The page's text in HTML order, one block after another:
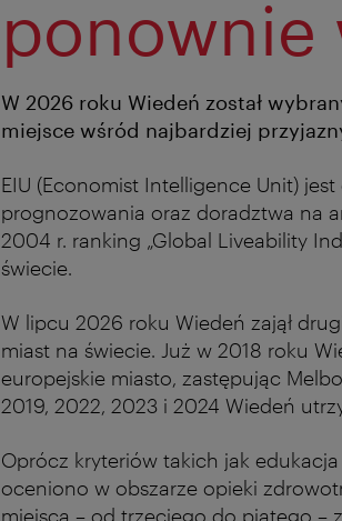
ponownie
W 2026 roku Wiedeń został
miejsce wśród najbardziej
EIU (Economist Intelligence Unit)
prognozowania oraz doradztwa na
2004 r. ranking „Global Liveability
świecie.
W lipcu 2026 roku Wiedeń zajął
miast na świecie. Już w 2018 roku
europejskie miasto, zastępując
2019, 2022, 2023 i 2024 Wiedeń
Oprócz kryteriów takich jak
oceniono w obszarze opieki
miejsca – od trzeciego do piątego –